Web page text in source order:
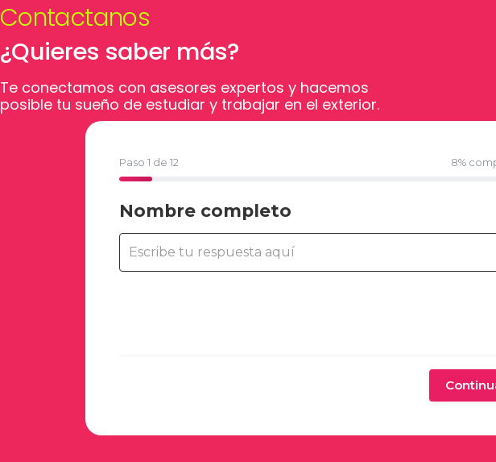
Contactanos
¿Quieres saber más?
Te conectamos con asesores expertos y hacemos
posible tu sueño de estudiar y trabajar en el exterior.